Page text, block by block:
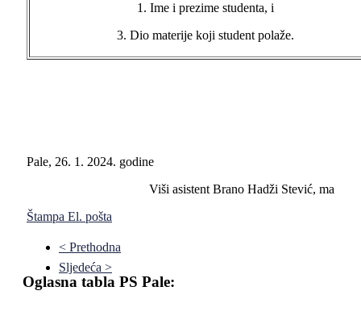
1. Ime i prezime studenta, i
3. Dio materije koji student polaže.
Pale, 26. 1. 2024. godine
Viši asistent Brano Hadži Stević, ma
Štampa El. pošta
< Prethodna
Sljedeća >
Oglasna tabla PS Pale: